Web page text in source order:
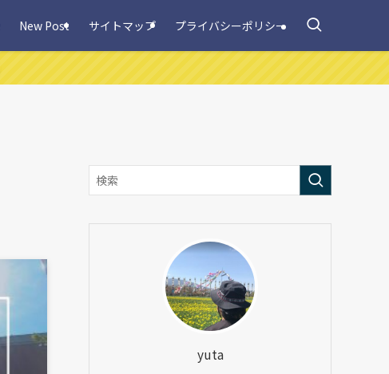
New Post サイトマップ プライバシーポリシー
yuta